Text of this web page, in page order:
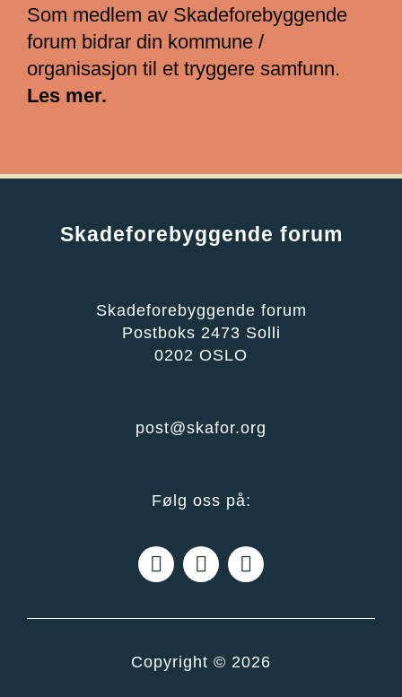
Som medlem av Skadeforebyggende
forum bidrar din kommune /
organisasjon til et tryggere samfunn.
Les mer.
Skadeforebyggende forum
Skadeforebyggende forum
Postboks 2473 Solli
0202 OSLO
post@skafor.org
Følg oss på:
Copyright © 2026